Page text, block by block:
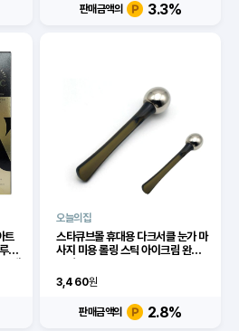
판매금액의 3.3%
트
션
오늘의집
스타큐브몰 휴대용 다크서클 눈가 마
사지 미용 롤링 스틱 아이크림 완드
3,460원
판매금액의 2.8%